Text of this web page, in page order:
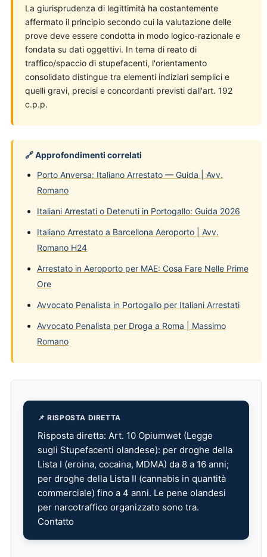
La giurisprudenza di legittimità ha costantemente
affermato il principio secondo cui la valutazione delle
prove deve essere condotta in modo logico-razionale e
fondata su dati oggettivi. In tema di reato di
traffico/spaccio di stupefacenti, l'orientamento
consolidato distingue tra elementi indiziari semplici e
quelli gravi, precisi e concordanti previsti dall'art. 192
c.p.p.
🔗 Approfondimenti correlati
Porto Anversa: Italiano Arrestato — Guida | Avv.
Romano
Italiani Arrestati o Detenuti in Portogallo: Guida 2026
Italiano Arrestato a Barcellona Aeroporto | Avv.
Romano H24
Arrestato in Aeroporto per MAE: Cosa Fare Nelle Prime
Ore
Avvocato Penalista in Portogallo per Italiani Arrestati
Avvocato Penalista per Droga a Roma | Massimo
Romano
📌 RISPOSTA DIRETTA
Risposta diretta: Art. 10 Opiumwet (Legge
sugli Stupefacenti olandese): per droghe della
Lista I (eroina, cocaina, MDMA) da 8 a 16 anni;
per droghe della Lista II (cannabis in quantità
commerciale) fino a 4 anni. Le pene olandesi
per narcotraffico organizzato sono tra.
Contatto